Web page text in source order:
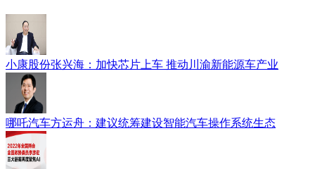
小康股份张兴海：加快芯片上车 推动川渝新能源车产业
哪吒汽车方运舟：建议统筹建设智能汽车操作系统生态